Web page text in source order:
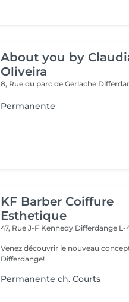
About you by
Oliveira
8, Rue du parc de Gerlache
Permanente
KF Barber Coiffure
Esthetique
47, Rue J-F Kennedy Differdange L-
Venez découvrir le nouveau
Differdange!
Permanente ch. Courts